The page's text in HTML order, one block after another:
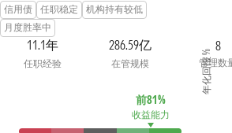
信用债
任职稳定
机构持有较低
月度胜率中
11.1年
任职经验
286.59亿
在管规模
8
管理数
前81%
收益能力
年化回报 %